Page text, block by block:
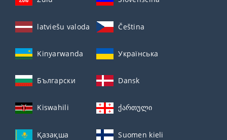
latviešu valoda Čeština
Kinyarwanda Українська
Български Dansk
Kiswahili ქართული
Қазақша Suomen kieli